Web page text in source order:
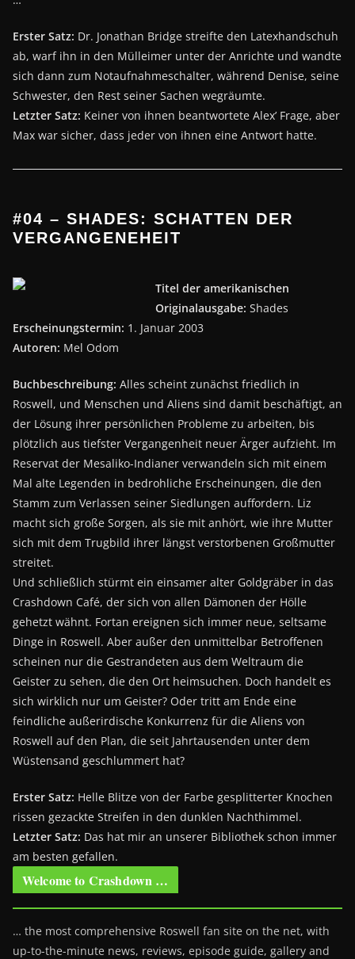
Erster Satz: Dr. Jonathan Bridge streifte den Latexhandschuh
ab, warf ihn in den Mülleimer unter der Anrichte und wandte
sich dann zum Notaufnahmeschalter, während Denise, seine
Schwester, den Rest seiner Sachen wegräumte.
Letzter Satz: Keiner von ihnen beantwortete Alex’ Frage, aber
Max war sicher, dass jeder von ihnen eine Antwort hatte.
#04 – SHADES: SCHATTEN DER
VERGANGENEHEIT
Titel der amerikanischen
Originalausgabe: Shades
Erscheinungstermin: 1. Januar 2003
Autoren: Mel Odom
Buchbeschreibung: Alles scheint zunächst friedlich in
Roswell, und Menschen und Aliens sind damit beschäftigt, an
der Lösung ihrer persönlichen Probleme zu arbeiten, bis
plötzlich aus tiefster Vergangenheit neuer Ärger aufzieht. Im
Reservat der Mesaliko-Indianer verwandeln sich mit einem
Mal alte Legenden in bedrohliche Erscheinungen, die den
Stamm zum Verlassen seiner Siedlungen auffordern. Liz
macht sich große Sorgen, als sie mit anhört, wie ihre Mutter
sich mit dem Trugbild ihrer längst verstorbenen Großmutter
streitet.
Und schließlich stürmt ein einsamer alter Goldgräber in das
Crashdown Café, der sich von allen Dämonen der Hölle
gehetzt wähnt. Fortan ereignen sich immer neue, seltsame
Dinge in Roswell. Aber außer den unmittelbar Betroffenen
scheinen nur die Gestrandeten aus dem Weltraum die
Geister zu sehen, die den Ort heimsuchen. Doch handelt es
sich wirklich nur um Geister? Oder tritt am Ende eine
feindliche außerirdische Konkurrenz für die Aliens von
Roswell auf den Plan, die seit Jahrtausenden unter dem
Wüstensand geschlummert hat?
Erster Satz: Helle Blitze von der Farbe gesplitterter Knochen
rissen gezackte Streifen in den dunklen Nachthimmel.
Letzter Satz: Das hat mir an unserer Bibliothek schon immer
am besten gefallen.
Welcome to Crashdown …
… the most comprehensive Roswell fan site on the net, with
up-to-the-minute news, reviews, episode guide, gallery and